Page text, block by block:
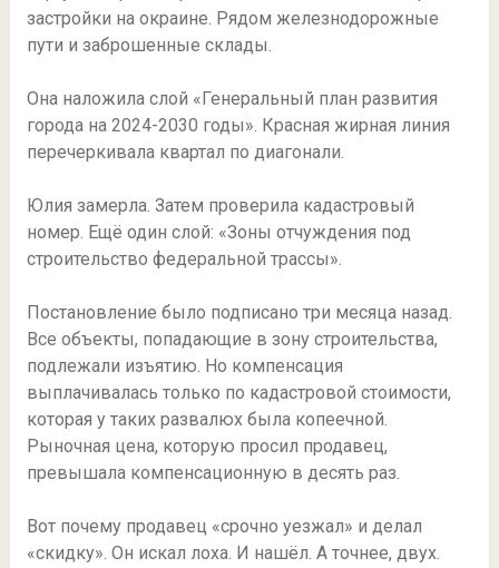
застройки на окраине. Рядом железнодорожные
пути и заброшенные склады.
Она наложила слой «Генеральный план развития
города на 2024-2030 годы». Красная жирная линия
перечеркивала квартал по диагонали.
Юлия замерла. Затем проверила кадастровый
номер. Ещё один слой: «Зоны отчуждения под
строительство федеральной трассы».
Постановление было подписано три месяца назад.
Все объекты, попадающие в зону строительства,
подлежали изъятию. Но компенсация
выплачивалась только по кадастровой стоимости,
которая у таких развалюх была копеечной.
Рыночная цена, которую просил продавец,
превышала компенсационную в десять раз.
Вот почему продавец «срочно уезжал» и делал
«скидку». Он искал лоха. И нашёл. А точнее, двух.